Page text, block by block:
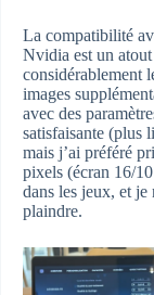
La compatibilité
Nvidia est un
considérablement
images
avec des
satisfaisante (plus
mais j’ai préféré
pixels (écran 16/
dans les jeux, et je
plaindre.